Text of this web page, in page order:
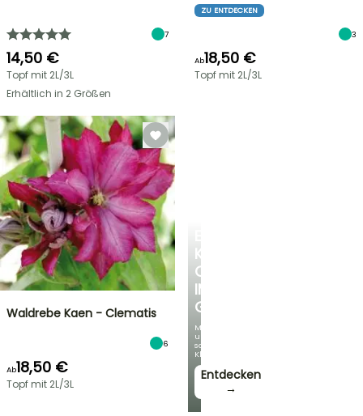
KÜHLE
OASE
IM
GARTEN
Mit
unseren
schönsten
Kletterpflanzen!
Entdecken
→
7
14,50 €
Topf mit 2L/3L
Erhältlich in 2 Größen
ZU ENTDECKEN
3
Ab18,50 €
Topf mit 2L/3L
Waldrebe Kaen - Clematis
6
Ab18,50 €
Topf mit 2L/3L